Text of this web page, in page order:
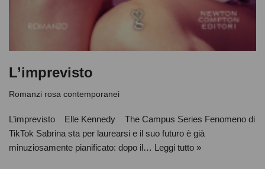
L’imprevisto
Romanzi rosa contemporanei
L’imprevisto Elle Kennedy The Campus Series Fenomeno di
TikTok Sabrina sta per laurearsi e il suo futuro è già
minuziosamente pianificato: dopo il… Leggi tutto »